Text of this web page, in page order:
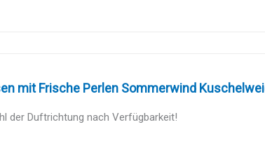
mit Frische Perlen Sommerwind
der Duftrichtung nach Verfügbarkeit!